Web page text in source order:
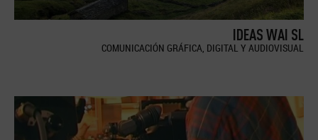
IDEAS WAI SL
COMUNICACIÓN GRÁFICA, DIGITAL Y AUDIOVISUAL